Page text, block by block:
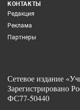
КОНТАКТЫ
Редакция
Реклама
Партнеры
Сетевое издание
Зарегистрировано
ФС77-50440